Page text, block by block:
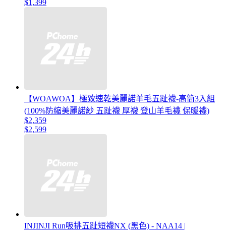
$1,399
【WOAWOA】極致速乾美麗諾羊毛五趾襪-高筒3入組
(100%防縮美麗諾紗 五趾襪 厚襪 登山羊毛襪 保暖襪)
$2,359
$2,599
INJINJI Run吸排五趾短襪NX (黑色) - NAA14 |